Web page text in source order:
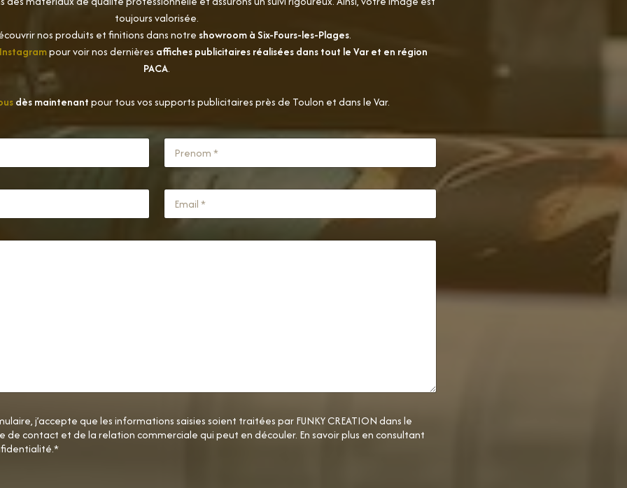
toujours valorisée.
nos produits et finitions dans notre showroom à Six-Fours-les-Plages.
Instagrampour voir nos dernières affiches publicitaires réalisées dans tout le Var et en région
PACA.
dès maintenantpour tous vos supports publicitaires près de Toulon et dans le Var.
j’accepte que les informations saisies soient traitées par FUNKY CREATION dans le
de contact et de la relation commerciale qui peut en découler. En savoir plus en consultant